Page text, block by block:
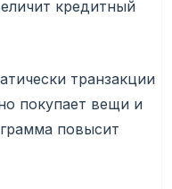
кредитный
транзакции
покупает вещи и
повысит